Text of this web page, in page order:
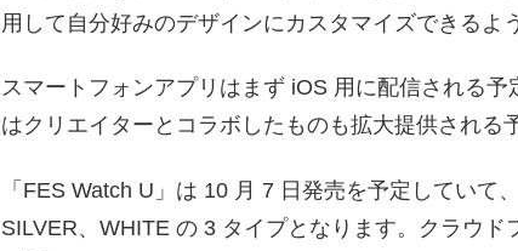
用して自分好みのデザインにカスタマイズできるよ
スマートフォンアプリはまず iOS 用に配信される
はクリエイターとコラボしたものも拡大提供される
「FES Watch U」は 10 月 7 日発売を予定していて
SILVER、WHITE の 3 タイプとなります。クラウ